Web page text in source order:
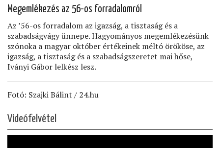
Megemlékezés az 56-os forradalomról
Az ’56-os forradalom az igazság, a tisztaság és a
szabadságvágy ünnepe. Hagyományos megemlékezésünk
szónoka a magyar október értékeinek méltó örököse, az
igazság, a tisztaság és a szabadságszeretet mai hőse,
Iványi Gábor lelkész lesz.
Fotó: Szajki Bálint / 24.hu
Videófelvétel